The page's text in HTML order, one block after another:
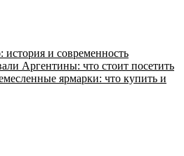
история и современность
Аргентины: что стоит посетить
ярмарки: что купить и